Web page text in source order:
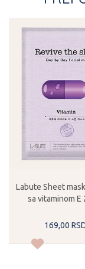
Labute Sheet
sa vitaminom E
169,00